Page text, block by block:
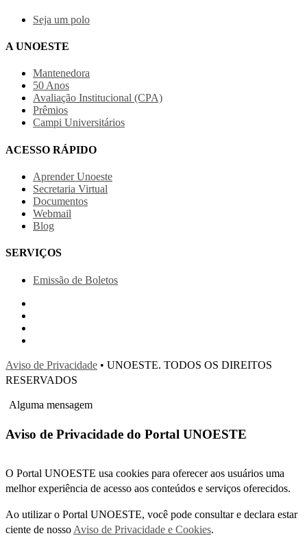
Seja um polo
A UNOESTE
Mantenedora
50 Anos
Avaliação Institucional (CPA)
Prêmios
Campi Universitários
ACESSO RÁPIDO
Aprender Unoeste
Secretaria Virtual
Documentos
Webmail
Blog
SERVIÇOS
Emissão de Boletos
Aviso de Privacidade • UNOESTE. TODOS OS DIREITOS
RESERVADOS
Alguma mensagem
Aviso de Privacidade do Portal UNOESTE
O Portal UNOESTE usa cookies para oferecer aos usuários uma
melhor experiência de acesso aos conteúdos e serviços oferecidos.
Ao utilizar o Portal UNOESTE, você pode consultar e declara estar
ciente de nosso Aviso de Privacidade e Cookies.